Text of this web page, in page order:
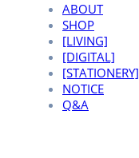
ABOUT
SHOP
[LIVING]
[DIGITAL]
[STATIONERY]
NOTICE
Q&A